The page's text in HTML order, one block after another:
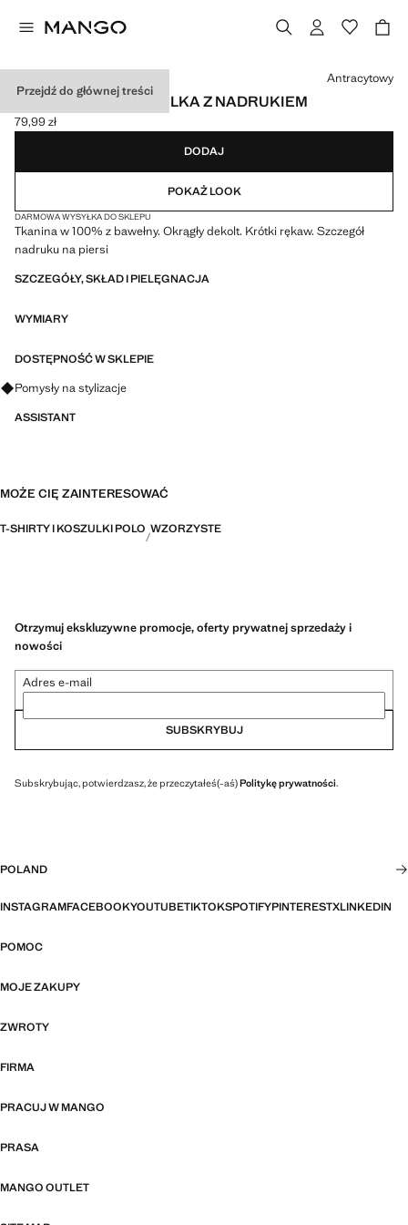
Przejdź do głównej treści
BAWEŁNIANA KOSZULKA Z NADRUKIEM
Aktualna cena [79,99 zł ]
79,99 zł
Wybierz kolor
Antracytowy
DODAJ
POKAŻ LOOK
DARMOWA WYSYŁKA DO SKLEPU
Tkanina w 100% z bawełny. Okrągły dekolt. Krótki rękaw. Szczegół
nadruku na piersi
SZCZEGÓŁY, SKŁAD I PIELĘGNACJA
WYMIARY
DOSTĘPNOŚĆ W SKLEPIE
Zapytaj o stylizacje, ubrania i trendy
Pomysły na stylizacje
ASSISTANT
MOŻE CIĘ ZAINTERESOWAĆ
T-SHIRTY I KOSZULKI POLO WZORZYSTE
Otrzymuj ekskluzywne promocje, oferty prywatnej sprzedaży i
nowości
Adres e-mail
SUBSKRYBUJ
Subskrybując, potwierdzasz, że przeczytałeś(-aś)Politykę prywatności.
POLAND
INSTAGRAMFACEBOOKYOUTUBETIKTOKSPOTIFYPINTERESTXLINKEDIN
POMOC
MOJE ZAKUPY
ZWROTY
FIRMA
PRACUJ W MANGO
PRASA
MANGO OUTLET